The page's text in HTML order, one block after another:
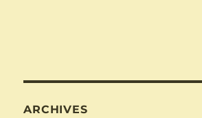
ARCHIVES